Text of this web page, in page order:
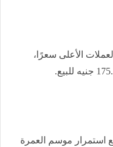
الأعلى سعرًا،
استمرار موسم العمرة